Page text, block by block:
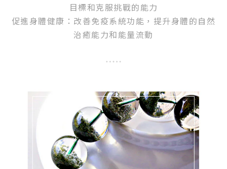
目標和克服挑戰的能力
促進身體健康：改善免疫系統功能，提升身體的自然
治癒能力和能量流動